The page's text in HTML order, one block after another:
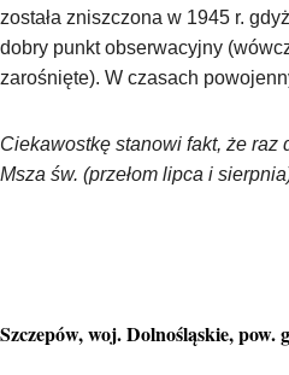
została zniszczona w 1945 r.
dobry punkt obserwacyjny
zarośnięte). W czasach
Ciekawostkę stanowi fakt, że raz
Msza św. (przełom lipca i
Szczepów, woj. Dolnośląskie, pow.